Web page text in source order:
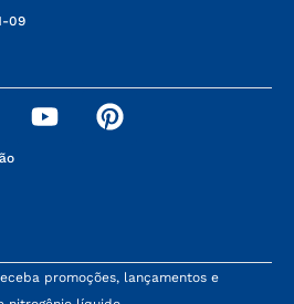
09
promoções, lançamentos e